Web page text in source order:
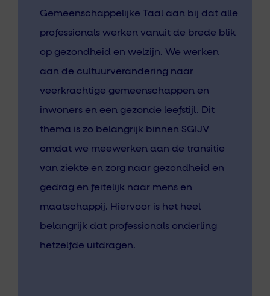
Gemeenschappelijke Taal aan bij dat alle
professionals werken vanuit de brede blik
op gezondheid en welzijn. We werken
aan de cultuurverandering naar
veerkrachtige gemeenschappen en
inwoners en een gezonde leefstijl. Dit
thema is zo belangrijk binnen SGIJV
omdat we meewerken aan de transitie
van ziekte en zorg naar gezondheid en
gedrag en feitelijk naar mens en
maatschappij. Hiervoor is het heel
belangrijk dat professionals onderling
hetzelfde uitdragen.